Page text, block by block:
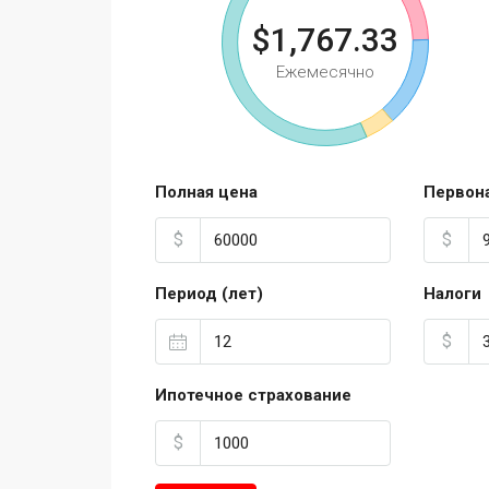
$1,767.33
Ежемесячно
Полная цена
$ $
Период (лет) Налоги
$
Ипотечное страхование
$